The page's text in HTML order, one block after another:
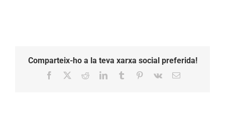
Comparteix-ho a la teva xarxa social preferida!
Facebook RedditLinkedInTumblr Pinterest
Vk Email: